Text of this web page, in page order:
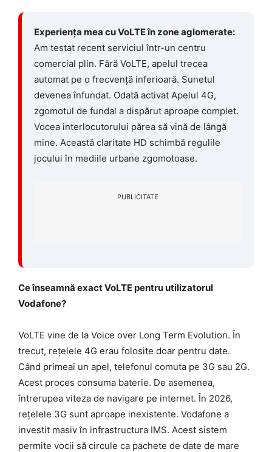
Experiența mea cu VoLTE în zone aglomerate:
Am testat recent serviciul într-un centru
comercial plin. Fără VoLTE, apelul trecea
automat pe o frecvență inferioară. Sunetul
devenea înfundat. Odată activat Apelul 4G,
zgomotul de fundal a dispărut aproape complet.
Vocea interlocutorului părea să vină de lângă
mine. Această claritate HD schimbă regulile
jocului în mediile urbane zgomotoase.
PUBLICITATE
Ce înseamnă exact VoLTE pentru utilizatorul
Vodafone?
VoLTE vine de la Voice over Long Term Evolution. În
trecut, rețelele 4G erau folosite doar pentru date.
Când primeai un apel, telefonul comuta pe 3G sau 2G.
Acest proces consuma baterie. De asemenea,
întrerupea viteza de navigare pe internet. În 2026,
rețelele 3G sunt aproape inexistente. Vodafone a
investit masiv în infrastructura IMS. Acest sistem
permite vocii să circule ca pachete de date de mare